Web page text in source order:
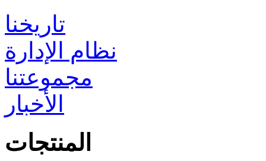
تاريخنا
نظام الإدارة
مجموعتنا
الأخبار
المنتجات